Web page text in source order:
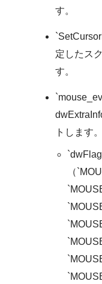
す。
定したス
す。
トします。
（